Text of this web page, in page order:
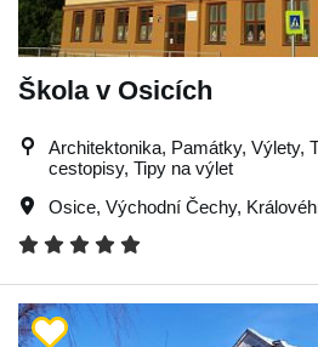
Škola v Osicích
Architektonika, Památky, Výlety,
cestopisy, Tipy na výlet
Osice, Východní Čechy,